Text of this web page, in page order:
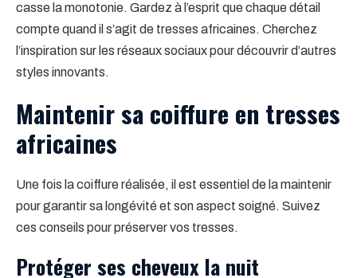
casse la monotonie. Gardez à l’esprit que chaque détail
compte quand il s’agit de tresses africaines. Cherchez
l’inspiration sur les réseaux sociaux pour découvrir d’autres
styles innovants.
Maintenir sa coiffure en tresses
africaines
Une fois la coiffure réalisée, il est essentiel de la maintenir
pour garantir sa longévité et son aspect soigné. Suivez
ces conseils pour préserver vos tresses.
Protéger ses cheveux la nuit